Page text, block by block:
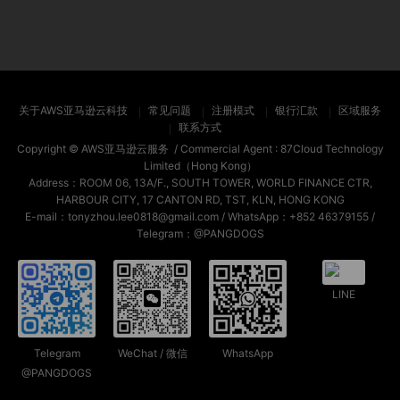
关于AWS亚马逊云科技 常见问题 注册模式 银行汇款
区域服务
联系方式
Copyright © AWS亚马逊云服务 / Commercial Agent : 87Cloud Technology
Limited（Hong Kong）
Address：ROOM 06, 13A/F., SOUTH TOWER, WORLD FINANCE CTR,
HARBOUR CITY, 17 CANTON RD, TST, KLN, HONG KONG
E-mail：tonyzhou.lee0818@gmail.com / WhatsApp：+852 46379155 /
Telegram：@PANGDOGS
Telegram
@PANGDOGS
WeChat / 微信 WhatsApp
LINE